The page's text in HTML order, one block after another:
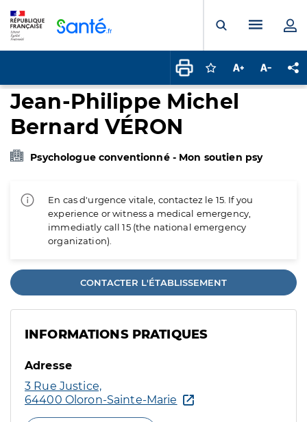
Ouvrir laMenu
Connectez-vous
Augmenter la
Jean-Philippe Michel
Bernard VÉRON
Psychologue conventionné - Mon soutien psy
En cas d'urgence vitale, contactez le 15. If you
experience or witness a medical emergency,
immediatly call 15 (the national emergency
organization).
CONTACTER L'ÉTABLISSEMENT
INFORMATIONS PRATIQUES
Adresse
3 Rue Justice,
64400 Oloron-Sainte-Marie